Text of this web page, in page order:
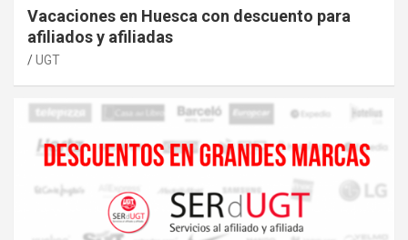
Vacaciones en Huesca con descuento para
afiliados y afiliadas
UGT